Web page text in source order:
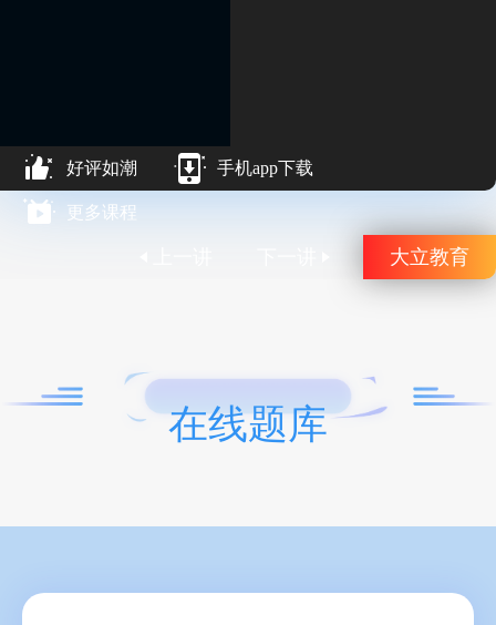
好评如潮 手机app下载
更多课程
大立教育
在线题库